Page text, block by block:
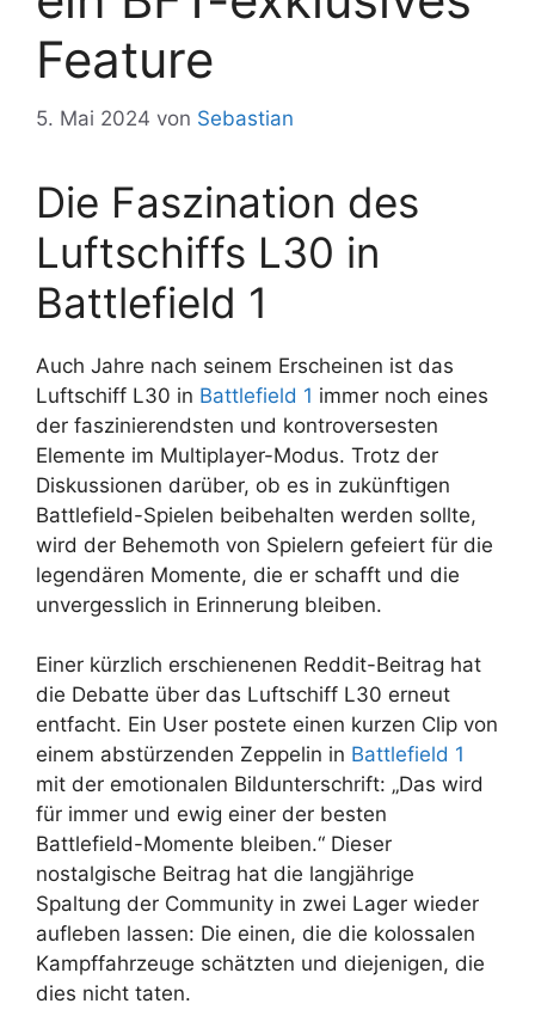
Feature
5. Mai 2024 von Sebastian
Die Faszination des
Luftschiffs L30 in
Battlefield 1
Auch Jahre nach seinem Erscheinen ist das
Luftschiff L30 in Battlefield 1 immer noch eines
der faszinierendsten und kontroversesten
Elemente im Multiplayer-Modus. Trotz der
Diskussionen darüber, ob es in zukünftigen
Battlefield-Spielen beibehalten werden sollte,
wird der Behemoth von Spielern gefeiert für die
legendären Momente, die er schafft und die
unvergesslich in Erinnerung bleiben.
Einer kürzlich erschienenen Reddit-Beitrag hat
die Debatte über das Luftschiff L30 erneut
entfacht. Ein User postete einen kurzen Clip von
einem abstürzenden Zeppelin in Battlefield 1
mit der emotionalen Bildunterschrift: „Das wird
für immer und ewig einer der besten
Battlefield-Momente bleiben.“ Dieser
nostalgische Beitrag hat die langjährige
Spaltung der Community in zwei Lager wieder
aufleben lassen: Die einen, die die kolossalen
Kampffahrzeuge schätzten und diejenigen, die
dies nicht taten.